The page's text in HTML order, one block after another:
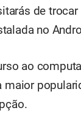
de
no
ao